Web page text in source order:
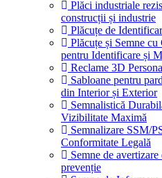
Plăci industriale
construcții și industrie
Plăcuțe de
Plăcuțe și Semne
pentru Identificare și
Reclame 3D
Sabloane pentru
din Interior și Exterior
Semnalistică
Vizibilitate Maximă
Semnalizare SSM/
Conformitate Legală
Semne de
prevenție